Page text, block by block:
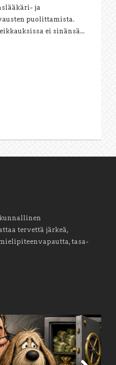
ja
puolittamista.
ei sinänsä...
tervettä järkeä,
tasa-